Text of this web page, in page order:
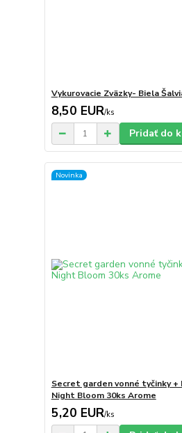
Vykurovacie Zväzky- Biela
8,50 EUR/ks
Pridať do
Novinka
Secret garden vonné tyčinky +
Night Bloom 30ks Arome
5,20 EUR/ks